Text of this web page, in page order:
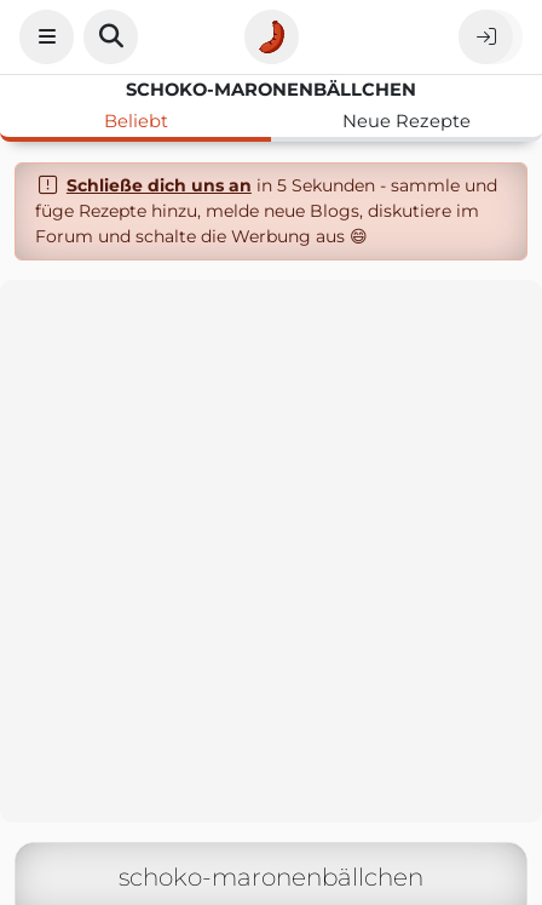
SCHOKO-MARONENBÄLLCHEN
Beliebt
Neue Rezepte
Schließe dich uns an in 5 Sekunden - sammle und
füge Rezepte hinzu, melde neue Blogs, diskutiere im
Forum und schalte die Werbung aus 😄
schoko-maronenbällchen